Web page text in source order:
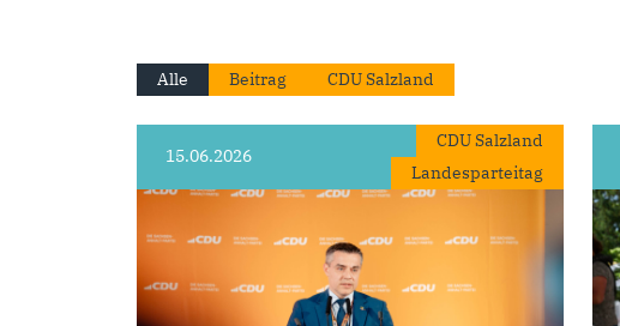
Alle Beitrag CDU Salzland
15.06.2026
CDU Salzland
Landesparteitag